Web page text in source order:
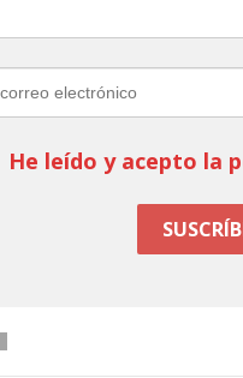
He leído y acepto la